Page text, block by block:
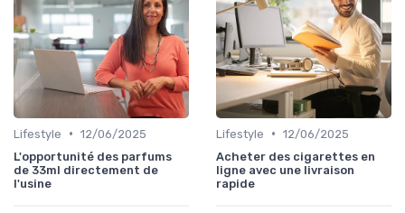
Lifestyle • 12/06/2025
L'opportunité des parfums
de 33ml directement de
l'usine
Lifestyle • 12/06/2025
Acheter des cigarettes en
ligne avec une livraison
rapide